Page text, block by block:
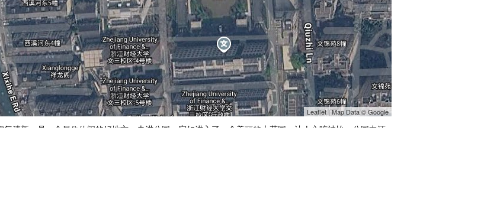
Leaflet | Map Data © Google
清新，是一个居住休闲的好地方。走进公园，宛如进入了一个美丽的大花园，让人心旷神怡，公园中还